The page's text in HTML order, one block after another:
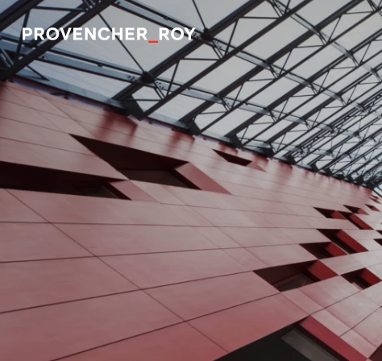
Projets
Expertise
Engagement responsable
Studio
Équipe
Prix et distinctions
Actualités